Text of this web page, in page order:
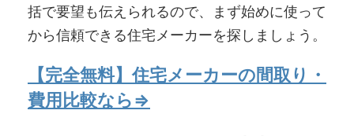
括で要望も伝えられるので、まず始めに使って
から信頼できる住宅メーカーを探しましょう。
【完全無料】住宅メーカーの間取り・
費用比較なら⇒